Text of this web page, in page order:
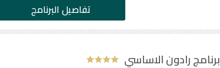
تفاصيل البرنامج
برنامج رادون الاساسي